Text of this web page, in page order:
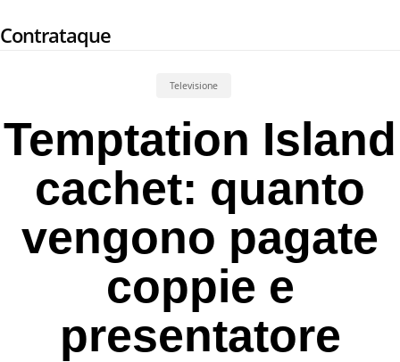
to
Contrataque
Televisione
Temptation Island
cachet: quanto
vengono pagate
coppie e
presentatore